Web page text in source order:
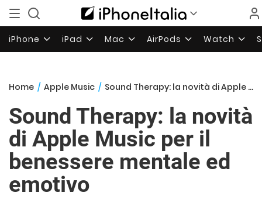
iPhone iPad Mac AirPods Watch
Home / Apple Music / Sound Therapy: la novità di Apple Music per il benessere mentale ed emotivo
Sound Therapy: la novità
di Apple Music per il
benessere mentale ed
emotivo